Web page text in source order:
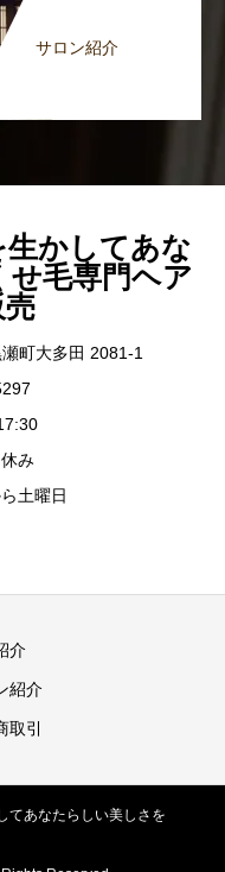
サロン紹介
生かしてあな
せ毛専門ヘア
町大多田 2081-1
み
土曜日
介
紹介
取引
てあなたらしい美しさを